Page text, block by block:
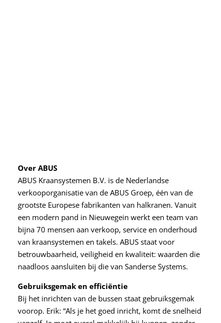
Over ABUS
ABUS Kraansystemen B.V. is de Nederlandse
verkooporganisatie van de ABUS Groep, één van de
grootste Europese fabrikanten van halkranen. Vanuit
een modern pand in Nieuwegein werkt een team van
bijna 70 mensen aan verkoop, service en onderhoud
van kraansystemen en takels. ABUS staat voor
betrouwbaarheid, veiligheid en kwaliteit: waarden die
naadloos aansluiten bij die van Sanderse Systems.
Gebruiksgemak en efficiëntie
Bij het inrichten van de bussen staat gebruiksgemak
voorop. Erik: “Als je het goed inricht, komt de snelheid